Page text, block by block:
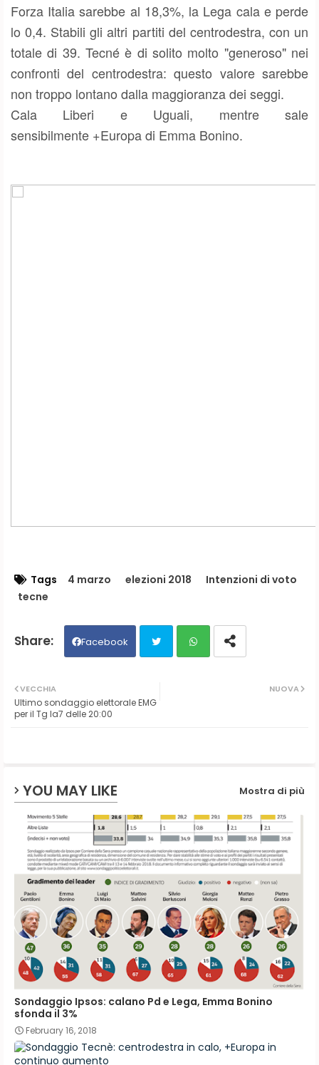
Forza Italia sarebbe al 18,3%, la Lega cala e perde
lo 0,4. Stabili gli altri partiti del centrodestra, con un
totale di 39. Tecné è di solito molto "generoso" nei
confronti del centrodestra: questo valore sarebbe
non troppo lontano dalla maggioranza dei seggi.
Cala Liberi e Uguali, mentre sale
sensibilmente +Europa di Emma Bonino.
Tags 4 marzo elezioni 2018
Intenzioni di voto
tecne
Facebook
ter
NUOVA
VECCHIA
Ultimo sondaggio elettorale EMG
per il Tg la7 delle 20:00
YOU MAY LIKE Mostra di più
Sondaggio Ipsos: calano Pd e Lega, Emma Bonino
sfonda il 3%
February 16, 2018